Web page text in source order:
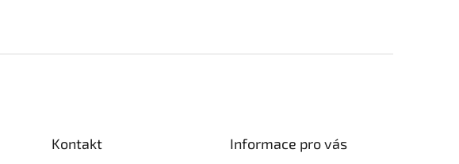
Kontakt Informace pro vás